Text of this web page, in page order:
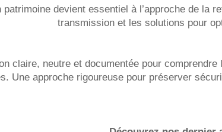
devient essentiel à l’approche de
transmission et les solutions pour
claire, neutre et documentée pour
Une approche rigoureuse pour préserver